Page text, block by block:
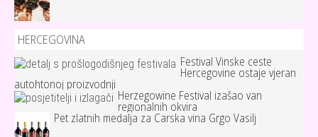
HERCEGOVINA
Festival Vinske ceste
Hercegovine ostaje vjeran
autohtonoj proizvodnji
Herzegowine Festival izašao van
regionalnih okvira
Pet zlatnih medalja za Carska vina Grgo Vasilj